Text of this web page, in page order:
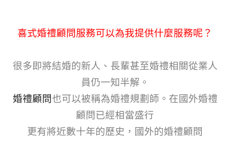
喜式婚禮顧問服務可以為我提供什麼服務呢？
很多即將結婚的新人、長輩甚至婚禮相關從業人
員仍一知半解。
婚禮顧問也可以被稱為婚禮規劃師。在國外婚禮
顧問已經相當盛行
更有將近數十年的歷史，國外的婚禮顧問